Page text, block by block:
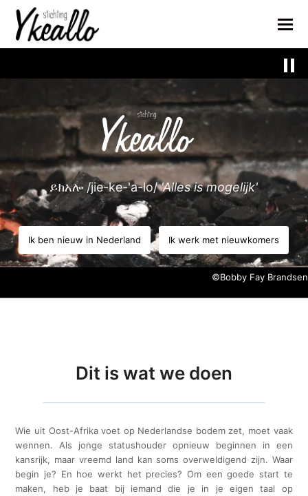
ይክአሎ /jie-ke-'a-lo/'Alles is mogelijk'
Ik ben nieuw in Nederland Ik werk met nieuwkomers
©Bobby Fay Brandsen
Dit is wat we doen
Wie uit Oost-Afrika voet op Nederlandse bodem zet, moet vaak
wennen. Als jonge statushouder opnieuw beginnen in een
kansrijk, maar vreemd land kan soms overweldigend zijn. Waar
begin je? En hoe werkt het precies? Om een goede start te
maken, heb je baat bij iemand die je in je eigen taal op